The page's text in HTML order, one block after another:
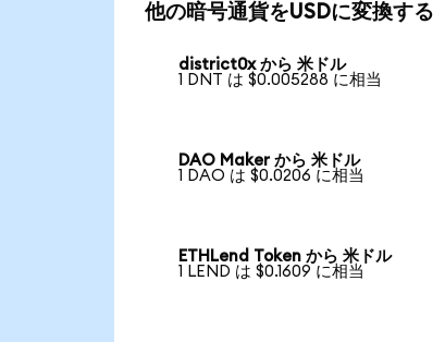
他の暗号通貨をUSDに変換する
district0x から 米ドル
1 DNT は $0.005288 に相当
DAO Maker から 米ドル
1 DAO は $0.0206 に相当
ETHLend Token から 米ドル
1 LEND は $0.1609 に相当